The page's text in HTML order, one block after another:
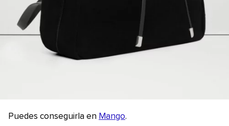
Puedes conseguirla en Mango.